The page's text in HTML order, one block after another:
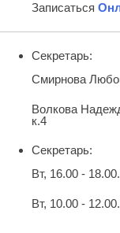
Записаться
Секретарь:
Смирнова
Волкова
к.4
Секретарь:
Вт, 16.00 -
Вт, 10.00 -